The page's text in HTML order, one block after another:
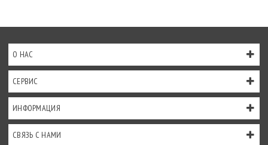
О НАС
СЕРВИС
ИНФОРМАЦИЯ
СВЯЗЬ С НАМИ